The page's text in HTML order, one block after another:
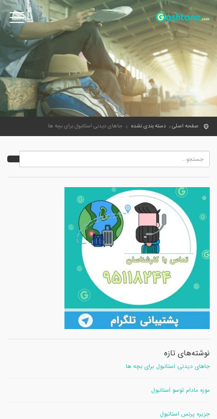
صفحه اصلی دسته بندی نشده جاهای دیدنی استانبول برای بچه ها
نوشته‌های تازه
جاهای دیدنی استانبول برای بچه ها
موزه مادام توسو استانبول
جزیره پرنس استانبول